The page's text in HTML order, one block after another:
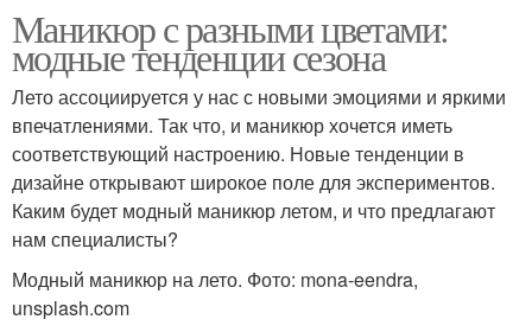
Маникюр с разными цветами:
модные тенденции сезона
Лето ассоциируется у нас с новыми эмоциями и яркими
впечатлениями. Так что, и маникюр хочется иметь
соответствующий настроению. Новые тенденции в
дизайне открывают широкое поле для экспериментов.
Каким будет модный маникюр летом, и что предлагают
нам специалисты?
Модный маникюр на лето. Фото: mona-eendra,
unsplash.com